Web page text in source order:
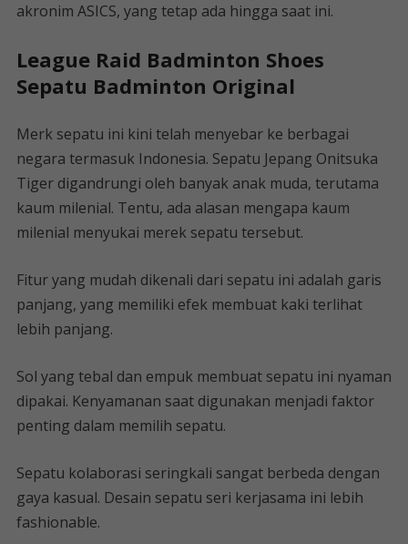
akronim ASICS, yang tetap ada hingga saat ini.
League Raid Badminton Shoes
Sepatu Badminton Original
Merk sepatu ini kini telah menyebar ke berbagai
negara termasuk Indonesia. Sepatu Jepang Onitsuka
Tiger digandrungi oleh banyak anak muda, terutama
kaum milenial. Tentu, ada alasan mengapa kaum
milenial menyukai merek sepatu tersebut.
Fitur yang mudah dikenali dari sepatu ini adalah garis
panjang, yang memiliki efek membuat kaki terlihat
lebih panjang.
Sol yang tebal dan empuk membuat sepatu ini nyaman
dipakai. Kenyamanan saat digunakan menjadi faktor
penting dalam memilih sepatu.
Sepatu kolaborasi seringkali sangat berbeda dengan
gaya kasual. Desain sepatu seri kerjasama ini lebih
fashionable.